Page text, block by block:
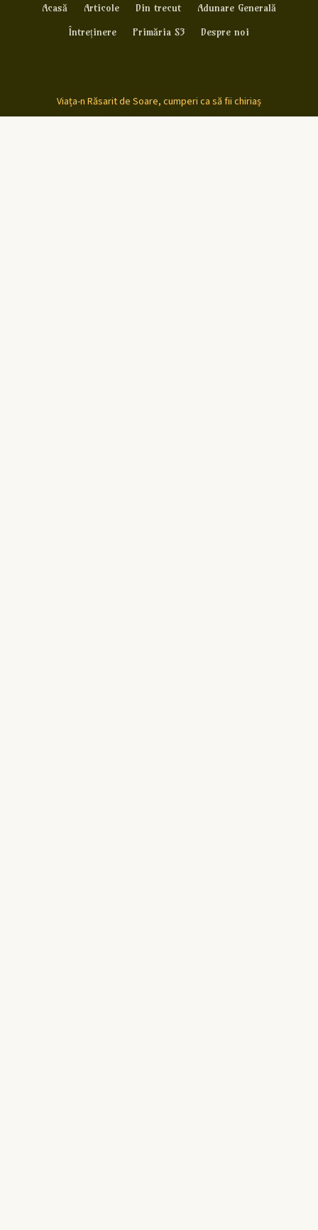
Acasă Articole Din trecut
Adunare Generală
Întreținere
Primăria S3 Despre noi
Viața-n Răsarit de Soare, cumperi ca să fii chiriaș